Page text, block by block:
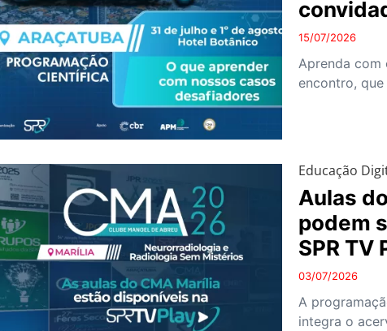
15/07/2026
Aprenda com
encontro,
Educação
Aulas
podem
SPR TV
03/07/2026
A
integra o